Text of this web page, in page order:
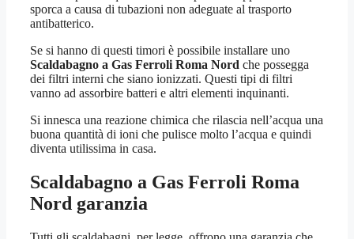
sporca a causa di tubazioni non adeguate al trasporto
antibatterico.
Se si hanno di questi timori è possibile installare uno
Scaldabagno a Gas Ferroli Roma Nord che possegga
dei filtri interni che siano ionizzati. Questi tipi di filtri
vanno ad assorbire batteri e altri elementi inquinanti.
Si innesca una reazione chimica che rilascia nell’acqua una
buona quantità di ioni che pulisce molto l’acqua e quindi
diventa utilissima in casa.
Scaldabagno a Gas Ferroli Roma
Nord garanzia